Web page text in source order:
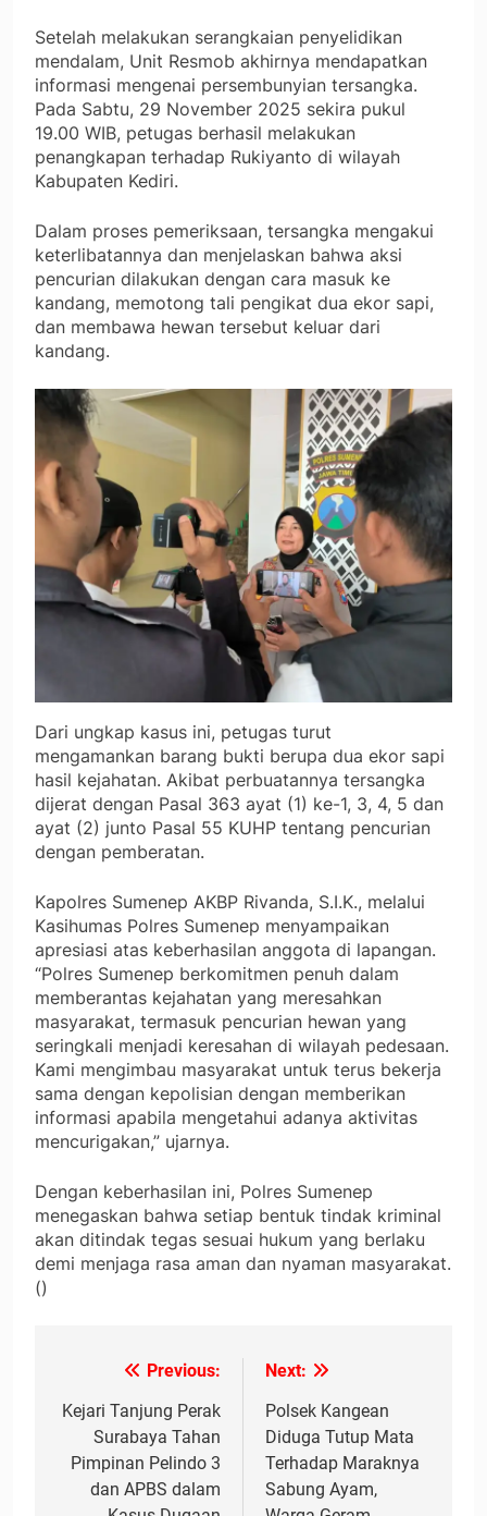
Setelah melakukan serangkaian penyelidikan
mendalam, Unit Resmob akhirnya mendapatkan
informasi mengenai persembunyian tersangka.
Pada Sabtu, 29 November 2025 sekira pukul
19.00 WIB, petugas berhasil melakukan
penangkapan terhadap Rukiyanto di wilayah
Kabupaten Kediri.
Dalam proses pemeriksaan, tersangka mengakui
keterlibatannya dan menjelaskan bahwa aksi
pencurian dilakukan dengan cara masuk ke
kandang, memotong tali pengikat dua ekor sapi,
dan membawa hewan tersebut keluar dari
kandang.
Dari ungkap kasus ini, petugas turut
mengamankan barang bukti berupa dua ekor sapi
hasil kejahatan. Akibat perbuatannya tersangka
dijerat dengan Pasal 363 ayat (1) ke-1, 3, 4, 5 dan
ayat (2) junto Pasal 55 KUHP tentang pencurian
dengan pemberatan.
Kapolres Sumenep AKBP Rivanda, S.I.K., melalui
Kasihumas Polres Sumenep menyampaikan
apresiasi atas keberhasilan anggota di lapangan.
“Polres Sumenep berkomitmen penuh dalam
memberantas kejahatan yang meresahkan
masyarakat, termasuk pencurian hewan yang
seringkali menjadi keresahan di wilayah pedesaan.
Kami mengimbau masyarakat untuk terus bekerja
sama dengan kepolisian dengan memberikan
informasi apabila mengetahui adanya aktivitas
mencurigakan,” ujarnya.
Dengan keberhasilan ini, Polres Sumenep
menegaskan bahwa setiap bentuk tindak kriminal
akan ditindak tegas sesuai hukum yang berlaku
demi menjaga rasa aman dan nyaman masyarakat.
()
Navigasi
pos
Previous:
Kejari Tanjung Perak
Surabaya Tahan
Pimpinan Pelindo 3
dan APBS dalam
Next:
Polsek Kangean
Diduga Tutup Mata
Terhadap Maraknya
Sabung Ayam,